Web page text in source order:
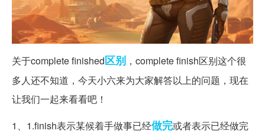
关于complete finished区别 ，complete finish区别这个很
多人还不知道，今天小六来为大家解答以上的问题，现在
让我们一起来看看吧！
1、1.finish表示某候着手做事已经做完或者表示已经做完